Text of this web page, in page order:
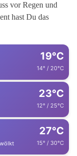
vor Regen und
hast Du das
19°C
14° / 20°C
23°C
12° / 25°C
27°C
15° / 30°C